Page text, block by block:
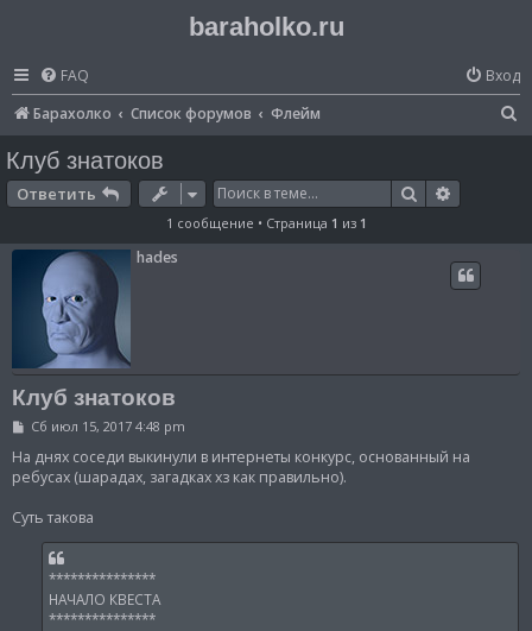
baraholko.ru
FAQ
Вход
Барахолко
Список форумов Флейм
Клуб знатоков
Ответить Поиск
1 сообщение • Страница 1 из 1
hades
Клуб знатоков
С
о
б
щ
н
Сб июл 15, 2017 4:48 pm
На днях соседи выкинули в интернеты конкурс, основанный на
ребусах (шарадах, загадках хз как правильно).
Суть такова
***************
НАЧАЛО КВЕСТА
***************